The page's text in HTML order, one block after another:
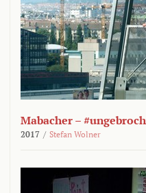
Mabacher –
2017 / Stefan Wolner